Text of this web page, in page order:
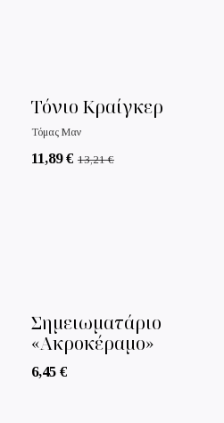
Τόνιο Κραίγκερ
Τόμας Μαν
11,89€ 13,21€
Σημειωματάριο
«Ακροκέραμο»
6,45€